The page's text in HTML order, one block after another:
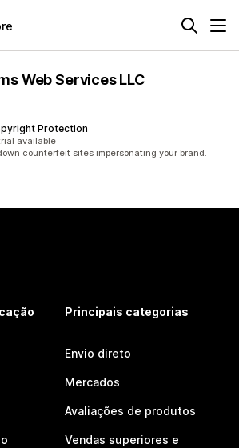
Web Services LLC
Protection
available
counterfeit sites impersonating your brand.
Principais categorias
Envio direto
Mercados
Avaliações de produtos
Vendas superiores e